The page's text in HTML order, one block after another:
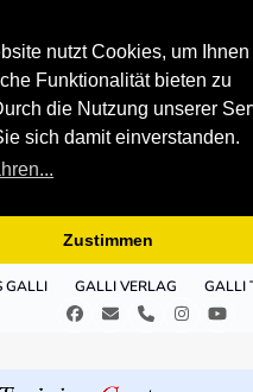
nutzt Cookies, um
Funktionalität bieten zu
die Nutzung unserer
sich damit einverstanden.
Zustimmen
GALLI GALLI VERLAG GALLI
Facebook
E- TelefonInstagram